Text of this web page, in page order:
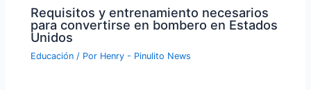
Requisitos y entrenamiento necesarios
para convertirse en bombero en Estados
Unidos
Educación / Por Henry - Pinulito News